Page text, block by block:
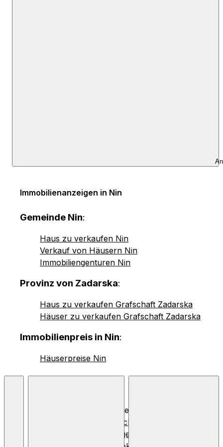
Immobilienanzeigen in Nin
Gemeinde Nin:
Haus zu verkaufen Nin
Verkauf von Häusern Nin
Immobiliengenturen Nin
Provinz von Zadarska:
Haus zu verkaufen Grafschaft Zadarska
Häuser zu verkaufen Grafschaft Zadarska
Immobilienpreis in Nin:
Häuserpreise Nin
© 2026 Nekretnine.hr |
Allgemeine Geschäftsbedingungen
Datenschutzbestimmungen